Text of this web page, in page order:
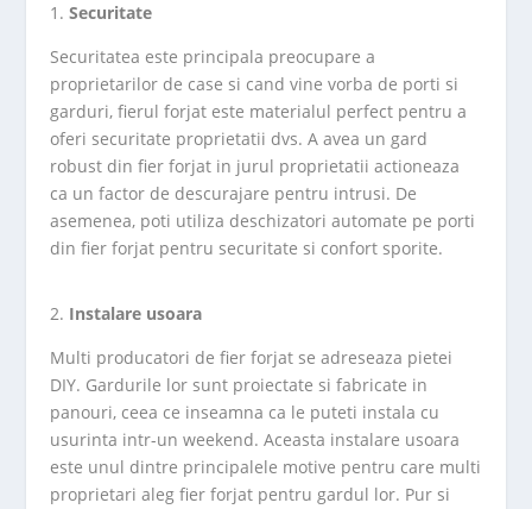
Securitate
Securitatea este principala preocupare a
proprietarilor de case si cand vine vorba de porti si
garduri, fierul forjat este materialul perfect pentru a
oferi securitate proprietatii dvs. A avea un gard
robust din fier forjat in jurul proprietatii actioneaza
ca un factor de descurajare pentru intrusi. De
asemenea, poti utiliza deschizatori automate pe porti
din fier forjat pentru securitate si confort sporite.
Instalare usoara
Multi producatori de fier forjat se adreseaza pietei
DIY. Gardurile lor sunt proiectate si fabricate in
panouri, ceea ce inseamna ca le puteti instala cu
usurinta intr-un weekend. Aceasta instalare usoara
este unul dintre principalele motive pentru care multi
proprietari aleg fier forjat pentru gardul lor. Pur si